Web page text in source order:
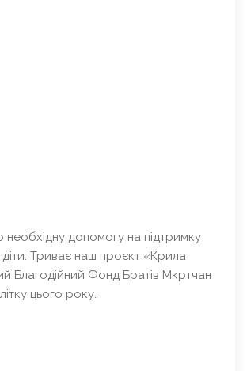
допомогу на підтримку
Триває наш проєкт «Крила
Благодійний Фонд Братів Мкртчан
цього року.